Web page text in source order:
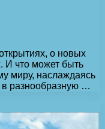
о новых
И что может быть
миру, наслаждаясь
разнообразную …